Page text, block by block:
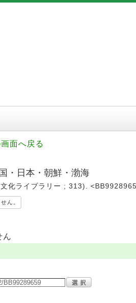
面へ戻る
・日本・朝鮮・渤海
化ライブラリー ; 313).
ん。
ん